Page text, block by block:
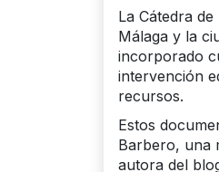
La Cátedra
Málaga y la
incorporado
intervención
recursos.
Estos
Barbero, una
autora del